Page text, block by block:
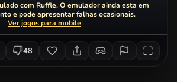
com Ruffle. O emulador ainda esta em
e pode apresentar falhas ocasionais.
Ver jogos para mobile
48